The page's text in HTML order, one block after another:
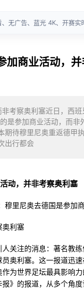
加商业活动，
考察奥利塞近日，西
是参加商业活动，而
期待穆里尼奥重返德甲
出行都会
动，并非考察奥利塞
奥利塞
关注的消息：著名教
奥利塞。这一报道迅
为世界足坛最具影响
》的报道，从多个角